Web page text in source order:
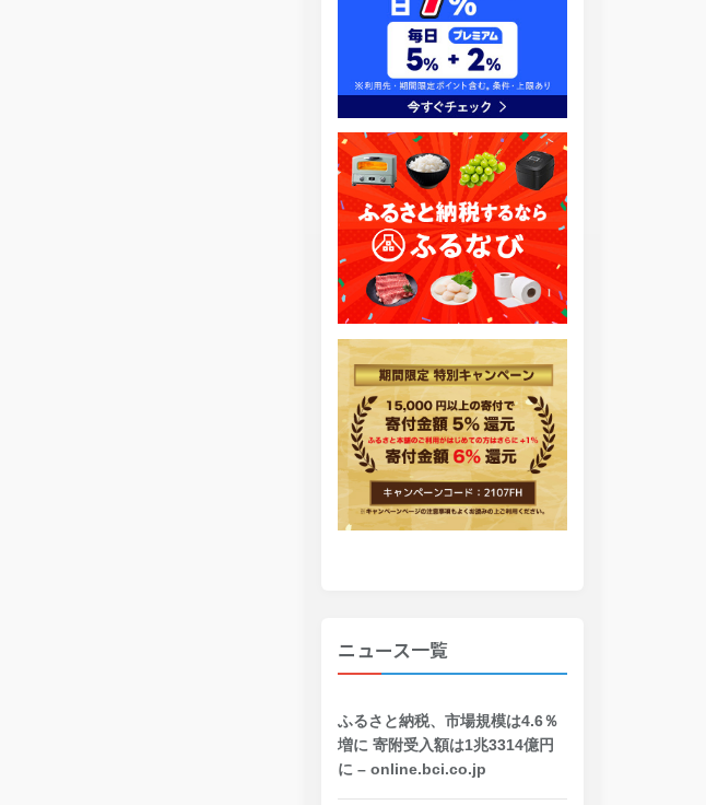
ニュース一覧
ふるさと納税、市場規模は4.6％
増に 寄附受入額は1兆3314億円
に – online.bci.co.jp